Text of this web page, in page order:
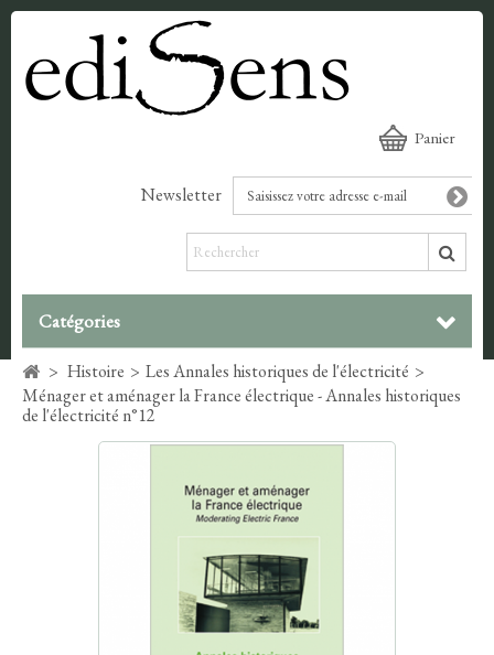
Panier
Newsletter
Catégories
> Histoire > Les Annales historiques de l'électricité >
Ménager et aménager la France électrique - Annales historiques
de l'électricité n°12